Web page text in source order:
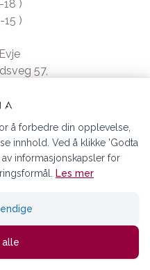
18 )
15 )
57,
Shoplabs
å forbedre din opplevelse,
innhold. Ved å klikke 'Godta
informasjonskapsler for
Les mer